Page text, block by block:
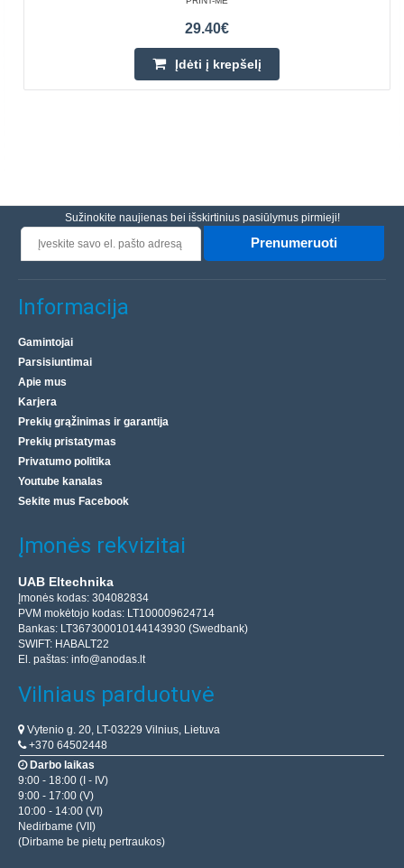
29.40€
Įdėti į krepšelį
Sužinokite naujienas bei išskirtinius pasiūlymus pirmieji!
Prenumeruoti
Informacija
Gamintojai
Parsisiuntimai
Apie mus
Karjera
Prekių grąžinimas ir garantija
Prekių pristatymas
Privatumo politika
Youtube kanalas
Sekite mus Facebook
Įmonės rekvizitai
UAB Eltechnika
Įmonės kodas: 304082834
PVM mokėtojo kodas: LT100009624714
Bankas: LT367300010144143930 (Swedbank)
SWIFT: HABALT22
El. paštas: info@anodas.lt
Vilniaus parduotuvė
Vytenio g. 20, LT-03229 Vilnius, Lietuva
+370 64502448
Darbo laikas
9:00 - 18:00 (I - IV)
9:00 - 17:00 (V)
10:00 - 14:00 (VI)
Nedirbame (VII)
(Dirbame be pietų pertraukos)